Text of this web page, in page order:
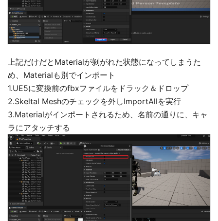
上記だけだとMaterialが剝がれた状態になってしまうた
め、Materialも別でインポート
1.UE5に変換前のfbxファイルをドラック＆ドロップ
2.Skeltal Meshのチェックを外しImportAllを実行
3.Materialがインポートされるため、名前の通りに、キャ
ラにアタッチする